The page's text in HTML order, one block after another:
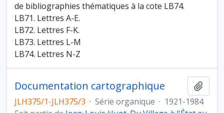
de bibliographies thématiques à la cote LB74.
LB71. Lettres A-E.
LB72. Lettres F-K.
LB73. Lettres L-M
LB74. Lettres N-Z
Documentation cartographique
JLH375/1-JLH375/3 · Série organique · 1921-1984